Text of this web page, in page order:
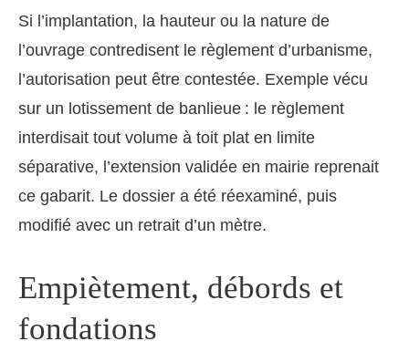
Si l’implantation, la hauteur ou la nature de
l’ouvrage contredisent le règlement d’urbanisme,
l’autorisation peut être contestée. Exemple vécu
sur un lotissement de banlieue : le règlement
interdisait tout volume à toit plat en limite
séparative, l’extension validée en mairie reprenait
ce gabarit. Le dossier a été réexaminé, puis
modifié avec un retrait d’un mètre.
Empiètement, débords et
fondations